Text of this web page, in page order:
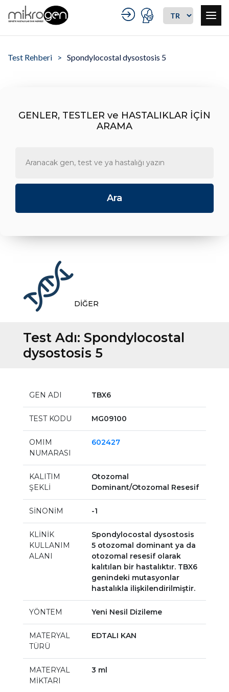
Test Rehberi Spondylocostal dysostosis 5
GENLER, TESTLER ve HASTALIKLAR İÇİN
ARAMA
DİĞER
Test Adı: Spondylocostal
dysostosis 5
GEN ADI TBX6
TEST KODU MG09100
OMIM
NUMARASI
602427
KALITIM
ŞEKLİ
Otozomal
Dominant/Otozomal Resesif
SİNONİM -1
KLİNİK
KULLANIM
ALANI
Spondylocostal dysostosis
5 otozomal dominant ya da
otozomal resesif olarak
kalıtılan bir hastalıktır. TBX6
genindeki mutasyonlar
hastalıkla ilişkilendirilmiştir.
YÖNTEM Yeni Nesil Dizileme
MATERYAL
TÜRÜ
EDTALI KAN
MATERYAL
MİKTARI
3 ml